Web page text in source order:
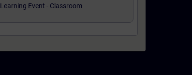
Learning Event - Classroom